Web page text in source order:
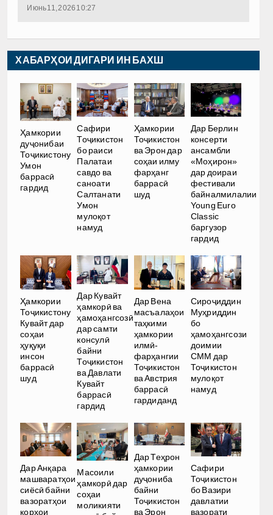
Июнь 11, 2026 10:27
ХАБАРҲОИ ДИГАРИ ИН БАХШ
Ҳамкории
дуҷонибаи
Тоҷикистону
Умон
баррасӣ
гардид
Сафири
Тоҷикистон
бо раиси
Палатаи
савдо ва
саноати
Салтанати
Умон
мулоқот
намуд
Ҳамкории
Тоҷикистон
ва Эрон дар
соҳаи илму
фарҳанг
баррасӣ
шуд
Дар Берлин
консерти
ансамбли
«Моҳирон»
дар доираи
фестивали
байналмилалии
Young Euro
Classic
баргузор
гардид
Ҳамкории
Тоҷикистону
Кувайт дар
соҳаи
ҳуқуқи
инсон
баррасӣ
шуд
Дар Кувайт
ҳамкорӣ ва
ҳамоҳангсозӣ
дар самти
консулӣ
байни
Тоҷикистон
ва Давлати
Кувайт
баррасӣ
гардид
Дар Вена
масъалаҳои
таҳкими
ҳамкории
илмӣ-
фарҳангии
Тоҷикистон
ва Австрия
баррасӣ
гардиданд
Сироҷиддин
Муҳриддин
бо
ҳамоҳангсози
доимии
СММ дар
Тоҷикистон
мулоқот
намуд
Дар Анқара
машваратҳои
сиёсӣ байни
вазоратҳои
корҳои
Масоили
ҳамкорӣ дар
соҳаи
моликияти
Дар Теҳрон
ҳамкории
дуҷониба
байни
Тоҷикистон
ва Эрон
Сафири
Тоҷикистон
бо Вазири
давлатии
вазорати